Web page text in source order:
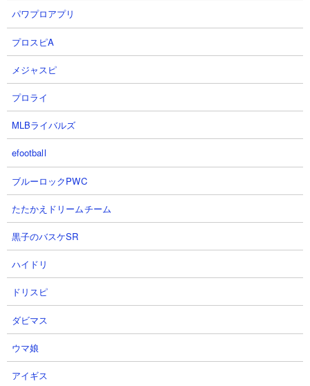
４．ザクザクッキー山脈 カイとカメラマンとコス
モを使った攻略
【出撃メンバー】
【攻略概要】
「ゲーミング」さんの攻略動画です。アイテムは不使用、にゃん
コンボは研究力を積んでいます。残り2列目の枠はカンカン、半魚
人、メタル、コスモ、ダライアサン。カンカンや半魚人で前線を
作りつつ、後方からコスモとダライアサンで攻撃していくスタイ
ル。ダライアサンは多少被弾しながらの戦いですがまったく動じ
パワプロアプリ
プロスピA
メジャスピ
プロライ
MLBライバルズ
efootball
ブルーロックPWC
たたかえドリームチーム
黒子のバスケSR
ハイドリ
ドリスピ
ダビマス
ウマ娘
アイギス